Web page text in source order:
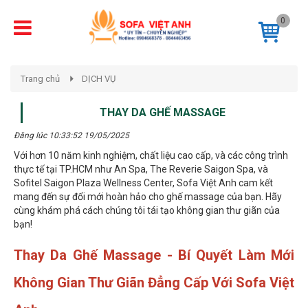
0
Trang chủ DỊCH VỤ
THAY DA GHẾ MASSAGE
Đăng lúc 10:33:52 19/05/2025
Với hơn 10 năm kinh nghiệm, chất liệu cao cấp, và các công trình
thực tế tại TP.HCM như An Spa, The Reverie Saigon Spa, và
Sofitel Saigon Plaza Wellness Center, Sofa Việt Anh cam kết
mang đến sự đổi mới hoàn hảo cho ghế massage của bạn. Hãy
cùng khám phá cách chúng tôi tái tạo không gian thư giãn của
bạn!
Thay Da Ghế Massage - Bí Quyết Làm Mới
Không Gian Thư Giãn Đẳng Cấp Với Sofa Việt